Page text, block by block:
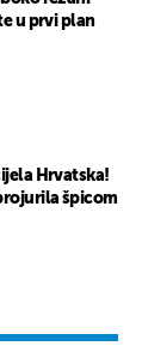
u prvi plan
Hrvatska!
špicom